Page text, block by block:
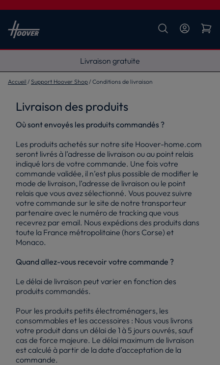
Livraison gratuite
Accueil Support Hoover Shop Conditions de livraison
Livraison des produits
Où sont envoyés les produits commandés ?
Les produits achetés sur notre site Hoover-home.com
seront livrés à l’adresse de livraison ou au point relais
indiqué lors de votre commande. Une fois votre
commande validée, il n’est plus possible de modifier le
mode de livraison, l’adresse de livraison ou le point
relais que vous avez sélectionné. Vous pouvez suivre
votre commande sur le site de notre transporteur
partenaire avec le numéro de tracking que vous
recevrez par email. Nous expédions des produits dans
toute la France métropolitaine (hors Corse) et
Monaco.
Quand allez-vous recevoir votre commande ?
Le délai de livraison peut varier en fonction des
produits commandés.
Pour les produits petits électroménagers, les
consommables et les accessoires : Nous vous livrons
votre produit dans un délai de 1 à 5 jours ouvrés, sauf
cas de force majeure. Le délai maximum de livraison
est calculé à partir de la date d’acceptation de la
commande.